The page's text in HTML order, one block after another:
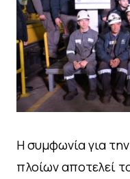
Η συμφωνία για
πλοίων αποτελεί